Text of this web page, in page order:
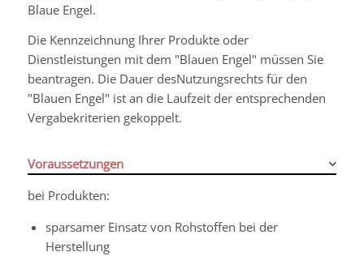
Blaue Engel.
Die Kennzeichnung Ihrer Produkte oder
Dienstleistungen mit dem "Blauen Engel" müssen Sie
beantragen. Die Dauer desNutzungsrechts für den
"Blauen Engel" ist an die Laufzeit der entsprechenden
Vergabekriterien gekoppelt.
Voraussetzungen
bei Produkten:
sparsamer Einsatz von Rohstoffen bei der
Herstellung